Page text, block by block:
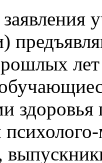
здоровья